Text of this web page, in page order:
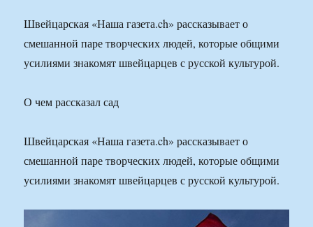
Швейцарская «Наша газета.ch» рассказывает о
смешанной паре творческих людей, которые общими
усилиями знакомят швейцарцев с русской культурой.
О чем рассказал сад
Швейцарская «Наша газета.ch» рассказывает о
смешанной паре творческих людей, которые общими
усилиями знакомят швейцарцев с русской культурой.